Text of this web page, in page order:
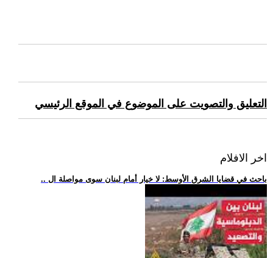
التعليق والتصويت على الموضوع في الموقع الرئيسي
اخر الافلام
.. باحث في قضايا الشرق الأوسط: لا خيار أمام لبنان سوى مواصلة ال